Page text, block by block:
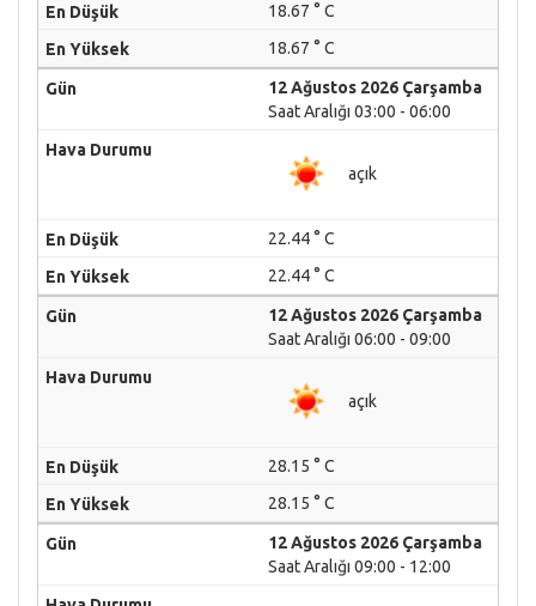
18.67 ° C
18.67 ° C
12 Ağustos 2026 Çarşamba
Saat Aralığı 03:00 - 06:00
açık
22.44 ° C
22.44 ° C
12 Ağustos 2026 Çarşamba
Saat Aralığı 06:00 - 09:00
açık
28.15 ° C
28.15 ° C
12 Ağustos 2026 Çarşamba
Saat Aralığı 09:00 - 12:00